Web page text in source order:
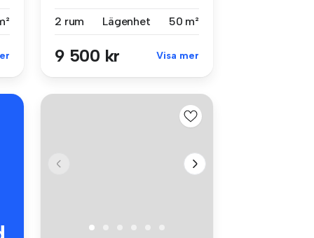
2 rum
Lägenhet 50 m²
9 500 kr Visa mer